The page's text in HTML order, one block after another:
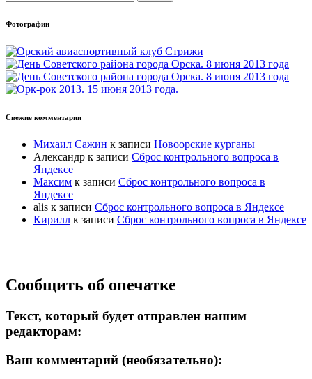
Фотографии
Свежие комментарии
Михаил Сажин к записи Новоорские курганы
Александр к записи Сброс контрольного вопроса в
Яндексе
Максим к записи Сброс контрольного вопроса в
Яндексе
alis к записи Сброс контрольного вопроса в Яндексе
Кирилл к записи Сброс контрольного вопроса в Яндексе
Прокрутка
вверх
Сообщить об опечатке
Текст, который будет отправлен нашим
редакторам:
Ваш комментарий (необязательно):